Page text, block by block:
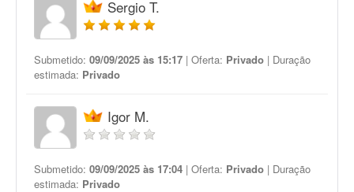
Sergio T.
Submetido: 09/09/2025 às 15:17 | Oferta: Privado | Duração
estimada: Privado
Igor M.
Submetido: 09/09/2025 às 17:04 | Oferta: Privado | Duração
estimada: Privado